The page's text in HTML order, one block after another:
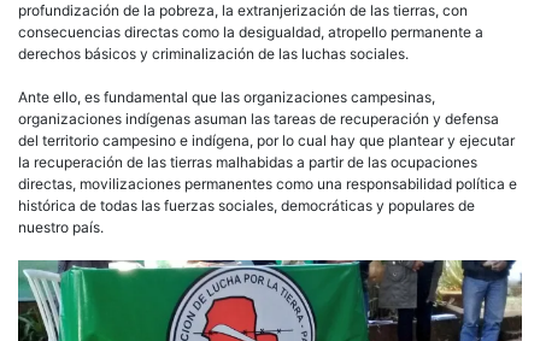
profundización de la pobreza, la extranjerización de las tierras, con
consecuencias directas como la desigualdad, atropello permanente a
derechos básicos y criminalización de las luchas sociales.
Ante ello, es fundamental que las organizaciones campesinas,
organizaciones indígenas asuman las tareas de recuperación y defensa
del territorio campesino e indígena, por lo cual hay que plantear y ejecutar
la recuperación de las tierras malhabidas a partir de las ocupaciones
directas, movilizaciones permanentes como una responsabilidad política e
histórica de todas las fuerzas sociales, democráticas y populares de
nuestro país.